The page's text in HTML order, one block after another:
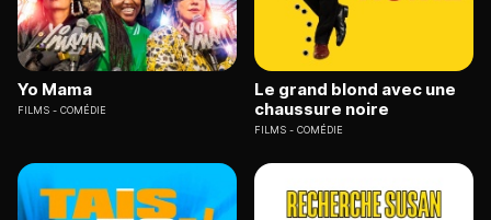
Yo Mama
FILMS COMÉDIE
Le grand blond avec une
chaussure noire
FILMS COMÉDIE